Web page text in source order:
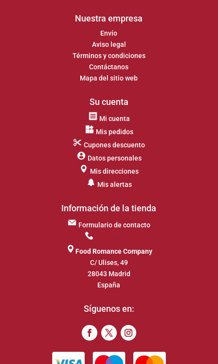
Nuestra empresa
Envío
Aviso legal
Términos y condiciones
Contáctanos
Mapa del sitio web
Su cuenta
Mi cuenta
Mis pedidos
Cupones descuento
Datos personales
Mis direcciones
Mis alertas
Información de la tienda
Formulario de contacto
Food Romance Company
C/ Ulises, 49
28043 Madrid
España
Síguenos en: